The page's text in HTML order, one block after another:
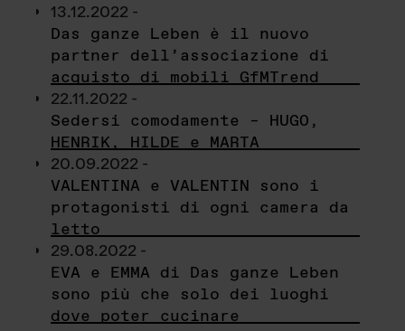
13.12.2022 -
Das ganze Leben è il nuovo
partner dell’associazione di
acquisto di mobili GfMTrend
22.11.2022 -
Sedersi comodamente – HUGO,
HENRIK, HILDE e MARTA
20.09.2022 -
VALENTINA e VALENTIN sono i
protagonisti di ogni camera da
letto
29.08.2022 -
EVA e EMMA di Das ganze Leben
sono più che solo dei luoghi
dove poter cucinare